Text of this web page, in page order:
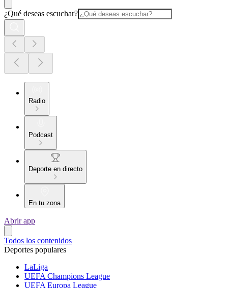
¿Qué deseas escuchar?
Radio
Podcast
Deporte en directo
En tu zona
Abrir app
Todos los contenidos
Deportes populares
LaLiga
UEFA Champions League
UEFA Europa League